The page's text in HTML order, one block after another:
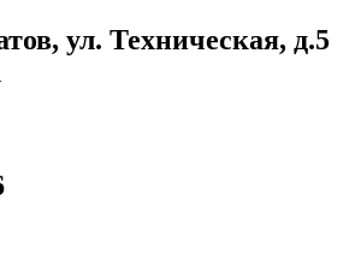
ул. Техническая, д.5